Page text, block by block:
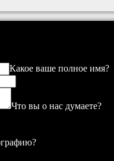
Какое ваше полное имя?
Что вы о нас думаете?